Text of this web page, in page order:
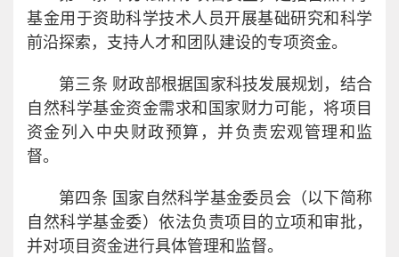
基金用于资助科学技术人员开展基础研究和科学
前沿探索，支持人才和团队建设的专项资金。
第三条 财政部根据国家科技发展规划，结合
自然科学基金资金需求和国家财力可能，将项目
资金列入中央财政预算，并负责宏观管理和监
督。
第四条 国家自然科学基金委员会（以下简称
自然科学基金委）依法负责项目的立项和审批，
并对项目资金进行具体管理和监督。